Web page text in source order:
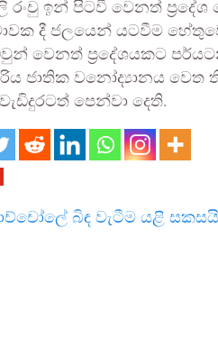
රංචු ඉන් පිටවී වෙනත්
දී ජලයෙන් යටවීම
වෙනත් ප්‍රදේශයකට
ජාතික වනෝද්‍යානය වෙත
පෙන්වා දෙති.
බිඳ වැටීම යළි සකසයි